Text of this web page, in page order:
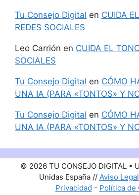
Tu Consejo Digital en CUIDA
REDES SOCIALES
Leo Carrión en CUIDA EL
SOCIALES
Tu Consejo Digital en CÓMO
UNA IA (PARA «TONTOS» Y
Tu Consejo Digital en CÓMO
UNA IA (PARA «TONTOS» Y
© 2026 TU CONSEJO DIGITAL •
Unidas España // Aviso Legal
Privacidad - Política de